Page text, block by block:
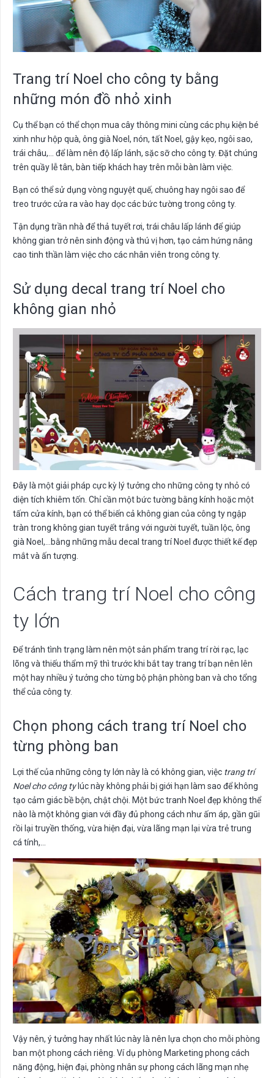
Trang trí Noel cho công ty bằng
những món đồ nhỏ xinh
Cụ thể bạn có thể chọn mua cây thông mini cùng các phụ kiện bé
xinh như hộp quà, ông già Noel, nón, tất Noel, gậy kẹo, ngôi sao,
trái châu,… để làm nên độ lấp lánh, sặc sỡ cho công ty. Đặt chúng
trên quầy lễ tân, bàn tiếp khách hay trên mỗi bàn làm việc.
Bạn có thể sử dụng vòng nguyệt quế, chuông hay ngôi sao để
treo trước cửa ra vào hay dọc các bức tường trong công ty.
Tận dụng trần nhà để thả tuyết rơi, trái châu lấp lánh để giúp
không gian trở nên sinh động và thú vị hơn, tạo cảm hứng nâng
cao tinh thần làm việc cho các nhân viên trong công ty.
Sử dụng decal trang trí Noel cho
không gian nhỏ
Đây là một giải pháp cực kỳ lý tưởng cho những công ty nhỏ có
diện tích khiêm tốn. Chỉ cần một bức tường bằng kính hoặc một
tấm cửa kính, bạn có thể biến cả không gian của công ty ngập
tràn trong không gian tuyết trắng với người tuyết, tuần lộc, ông
già Noel,…bằng những mẫu decal trang trí Noel được thiết kế đẹp
mắt và ấn tượng.
Cách trang trí Noel cho công
ty lớn
Để tránh tình trạng làm nên một sản phẩm trang trí rời rạc, lạc
lõng và thiếu thẩm mỹ thì trước khi bắt tay trang trí bạn nên lên
một hay nhiều ý tưởng cho từng bộ phận phòng ban và cho tổng
thể của công ty.
Chọn phong cách trang trí Noel cho
từng phòng ban
Lợi thế của những công ty lớn này là có không gian, việc trang trí
Noel cho công tylúc này không phải bị giới hạn làm sao để không
tạo cảm giác bề bộn, chật chội. Một bức tranh Noel đẹp không thể
nào là một không gian với đầy đủ phong cách như ấm áp, gần gũi
rồi lại truyền thống, vừa hiện đại, vừa lãng mạn lại vừa trẻ trung
cá tính,…
Vậy nên, ý tưởng hay nhất lúc này là nên lựa chọn cho mỗi phòng
ban một phong cách riêng. Ví dụ phòng Marketing phong cách
năng động, hiện đại, phòng nhân sự phong cách lãng mạn nhẹ